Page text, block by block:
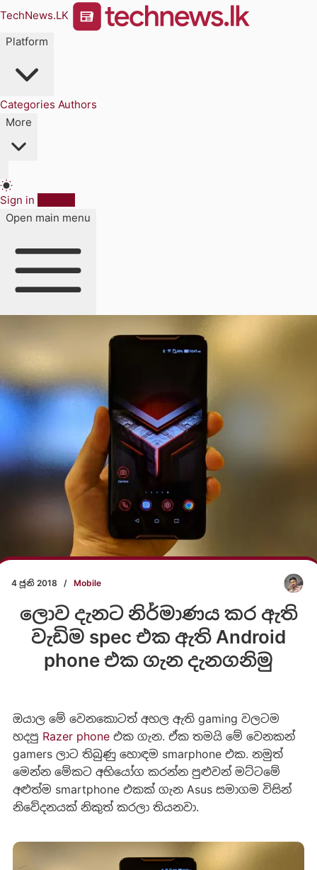
TechNews.LK
Platform
Categories Authors
More
Sign in
Open main menu
4 ජූනි 2018 / Mobile
ලොව දැනට නිර්මාණය කර ඇති
වැඩිම spec එක ඇති Android
phone එක ගැන දැනගනිමු
ඔයාල මේ වෙනකොටත් අහල ඇති gaming වලටම
හදපු Razer phoneඑක ගැන. ඒක තමයි මේ වෙනකන්
gamers ලාට තිබුණු හොඳම smarphone එක. නමුත්
මෙන්න මේකට අභියෝග කරන්න පුළුවන් මට්ටමේ
අළුත්ම smartphone එකක් ගැන Asus සමාගම විසින්
නිවේදනයක් නිකුත් කරලා තියනවා.